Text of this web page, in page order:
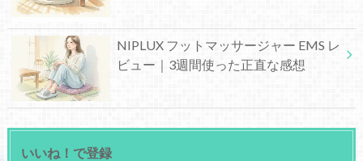
NIPLUX フットマッサージャー EMS レ
ビュー｜3週間使った正直な感想
いいね！で登録